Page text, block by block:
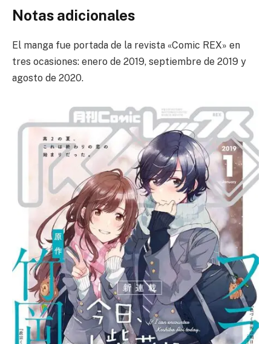
Notas adicionales
El manga fue portada de la revista «Comic REX» en
tres ocasiones: enero de 2019, septiembre de 2019 y
agosto de 2020.